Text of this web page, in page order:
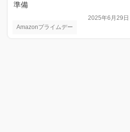
Amazonプライムデー
2025年6月29日
準備